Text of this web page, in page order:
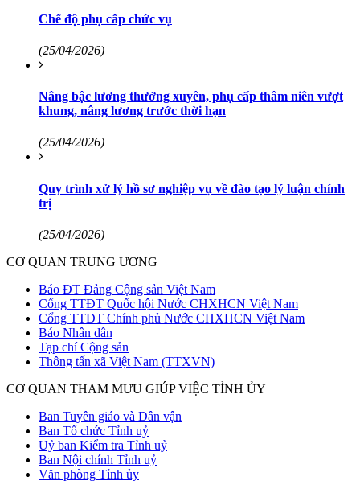
Chế độ phụ cấp chức vụ
(25/04/2026)
Nâng bậc lương thường xuyên, phụ cấp thâm niên vượt
khung, nâng lương trước thời hạn
(25/04/2026)
Quy trình xử lý hồ sơ nghiệp vụ về đào tạo lý luận chính
trị
(25/04/2026)
CƠ QUAN TRUNG ƯƠNG
Báo ĐT Đảng Cộng sản Việt Nam
Cổng TTĐT Quốc hội Nước CHXHCN Việt Nam
Cổng TTĐT Chính phủ Nước CHXHCN Việt Nam
Báo Nhân dân
Tạp chí Cộng sản
Thông tấn xã Việt Nam (TTXVN)
CƠ QUAN THAM MƯU GIÚP VIỆC TỈNH ỦY
Ban Tuyên giáo và Dân vận
Ban Tổ chức Tỉnh uỷ
Uỷ ban Kiểm tra Tỉnh uỷ
Ban Nội chính Tỉnh uỷ
Văn phòng Tỉnh ủy